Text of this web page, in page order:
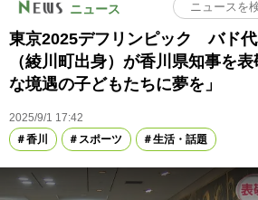
ニュース
東京2025デフリンピック バド
（綾川町出身）が香川県知事を
な境遇の子どもたちに夢を」
2025/9/1 17:42
香川
スポーツ 生活・話題